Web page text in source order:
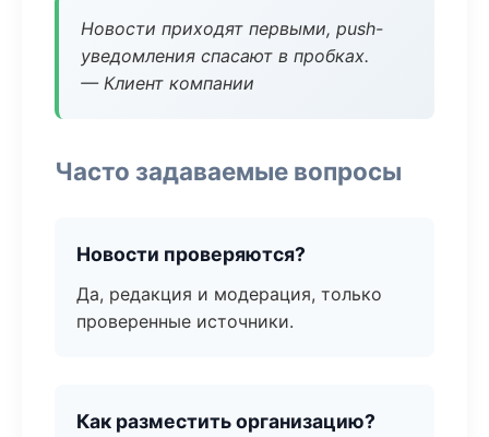
Новости приходят первыми, push-
уведомления спасают в пробках.
— Клиент компании
Часто задаваемые вопросы
Новости проверяются?
Да, редакция и модерация, только
проверенные источники.
Как разместить организацию?